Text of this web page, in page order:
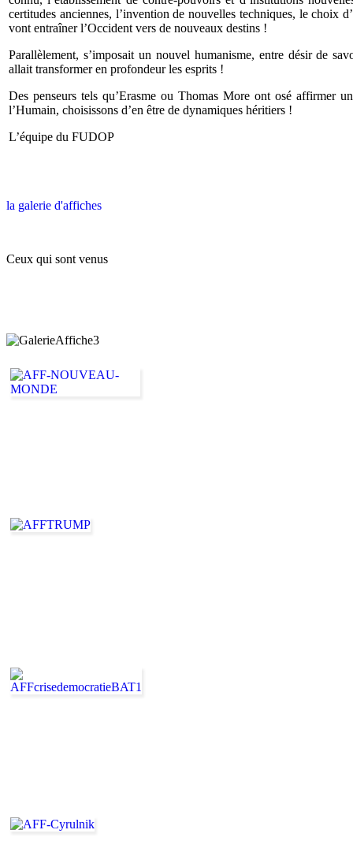
certitudes anciennes, l’invention de nouvelles techniques, le choix
vont entraîner l’Occident vers de nouveaux destins !
Parallèlement, s’imposait un nouvel humanisme, entre désir de
allait transformer en profondeur les esprits !
Des penseurs tels qu’Erasme ou Thomas More ont osé affirmer
l’Humain, choisissons d’en être de dynamiques héritiers !
L’équipe du FUDOP
la galerie d'affiches
Ceux qui sont venus